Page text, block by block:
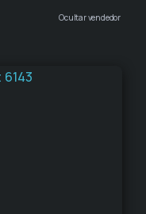
Ocultar vendedor